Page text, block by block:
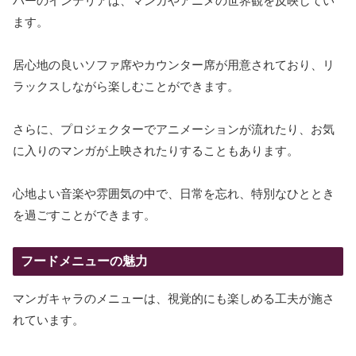
ます。
居心地の良いソファ席やカウンター席が用意されており、リ
ラックスしながら楽しむことができます。
さらに、プロジェクターでアニメーションが流れたり、お気
に入りのマンガが上映されたりすることもあります。
心地よい音楽や雰囲気の中で、日常を忘れ、特別なひととき
を過ごすことができます。
フードメニューの魅力
マンガキャラのメニューは、視覚的にも楽しめる工夫が施さ
れています。